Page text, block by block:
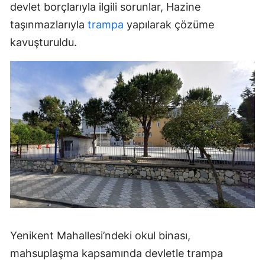
devlet borçlarıyla ilgili sorunlar, Hazine
taşınmazlarıyla trampa yapılarak çözüme
kavuşturuldu.
Yenikent Mahallesi’ndeki okul binası,
mahsuplaşma kapsamında devletle trampa